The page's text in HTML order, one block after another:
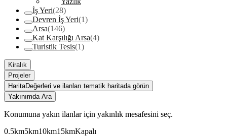
İş Yeri(28)
Devren İş Yeri(1)
Arsa(146)
Kat Karşılığı Arsa(4)
Turistik Tesis(1)
Kiralık
Projeler
HaritaDeğerleri ve ilanları tematik haritada görün
Yakınımda Ara
Konumuna yakın ilanlar için yakınlık mesafesini seç.
0.5km5km10km15kmKapalı